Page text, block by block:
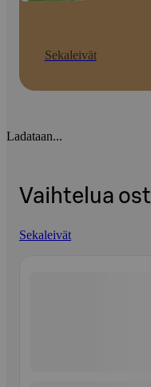
Sekaleivät
Ladataan...
Vaihtelua
Sekaleivät